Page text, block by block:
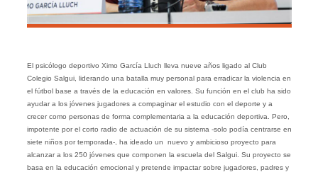
El psicólogo deportivo Ximo García Lluch lleva nueve años ligado al Club
Colegio Salgui, liderando una batalla muy personal para erradicar la violencia en
el fútbol base a través de la educación en valores. Su función en el club ha sido
ayudar a los jóvenes jugadores a compaginar el estudio con el deporte y a
crecer como personas de forma complementaria a la educación deportiva. Pero,
impotente por el corto radio de actuación de su sistema -solo podía centrarse en
siete niños por temporada-, ha ideado un nuevo y ambicioso proyecto para
alcanzar a los 250 jóvenes que componen la escuela del Salgui. Su proyecto se
basa en la educación emocional y pretende impactar sobre jugadores, padres y